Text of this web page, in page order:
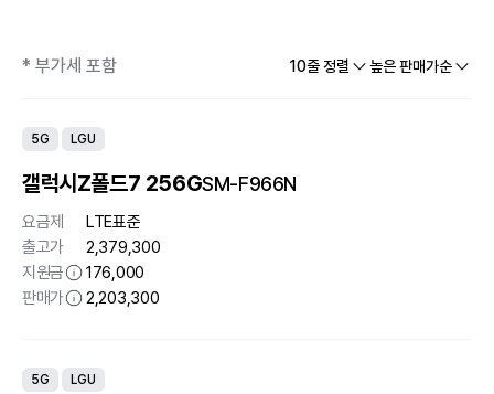
* 부가세 포함 10줄 정렬 높은 판매가순
5G LGU
갤럭시Z폴드7 256GSM-F966N
요금제
LTE표준
출고가
2,379,300
지원금
176,000
판매가
2,203,300
5G LGU